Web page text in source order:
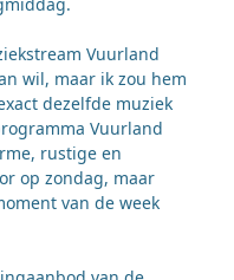
Vuurland
wil, maar ik zou hem
dezelfde muziek
Vuurland
rustige en
op zondag, maar
van de week